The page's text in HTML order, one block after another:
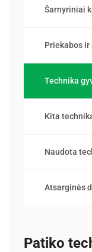
Šarnyriniai
Priekabos
Technika
Kita
Naudota
Atsarginės
Patiko